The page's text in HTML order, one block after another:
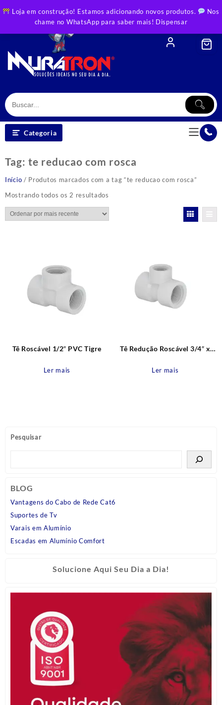
Loja em construção! Estamos adicionando novos produtos.
Nos
chame no WhatsApp para saber mais! Dispensar
to
Categoria
Pesquisar
BLOG
Vantagens do Cabo de Rede Cat6
Suportes de Tv
Varais em Alumínio
Escadas em Alumínio Comfort
Solucione Aqui Seu Dia a Dia!
Tag: te reducao com rosca
Início / Produtos marcados com a tag “te reducao com rosca”
Mostrando todos os 2 resultados
Tê Roscável 1/2″ PVC Tigre
Ler mais
Tê Redução Roscável 3/4″ x
Ler mais